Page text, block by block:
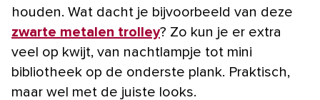
houden. Wat dacht je bijvoorbeeld van deze
zwarte metalen trolley? Zo kun je er extra
veel op kwijt, van nachtlampje tot mini
bibliotheek op de onderste plank. Praktisch,
maar wel met de juiste looks.